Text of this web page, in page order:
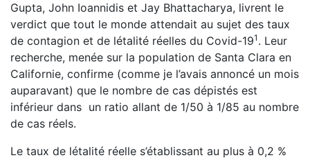
Gupta, John Ioannidis et Jay Bhattacharya, livrent le
verdict que tout le monde attendait au sujet des taux
de contagion et de létalité réelles du Covid-191 . Leur
recherche, menée sur la population de Santa Clara en
Californie, confirme (comme je l’avais annoncé un mois
auparavant) que le nombre de cas dépistés est
inférieur dans un ratio allant de 1/50 à 1/85 au nombre
de cas réels.
Le taux de létalité réelle s’établissant au plus à 0,2 %